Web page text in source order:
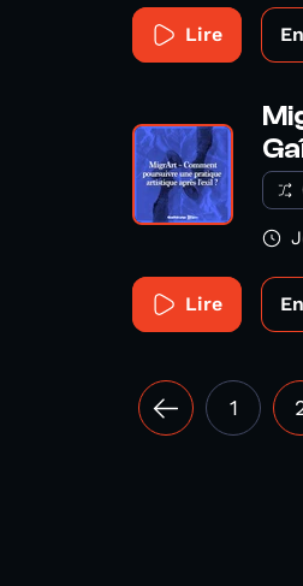
Lire
Lire
1